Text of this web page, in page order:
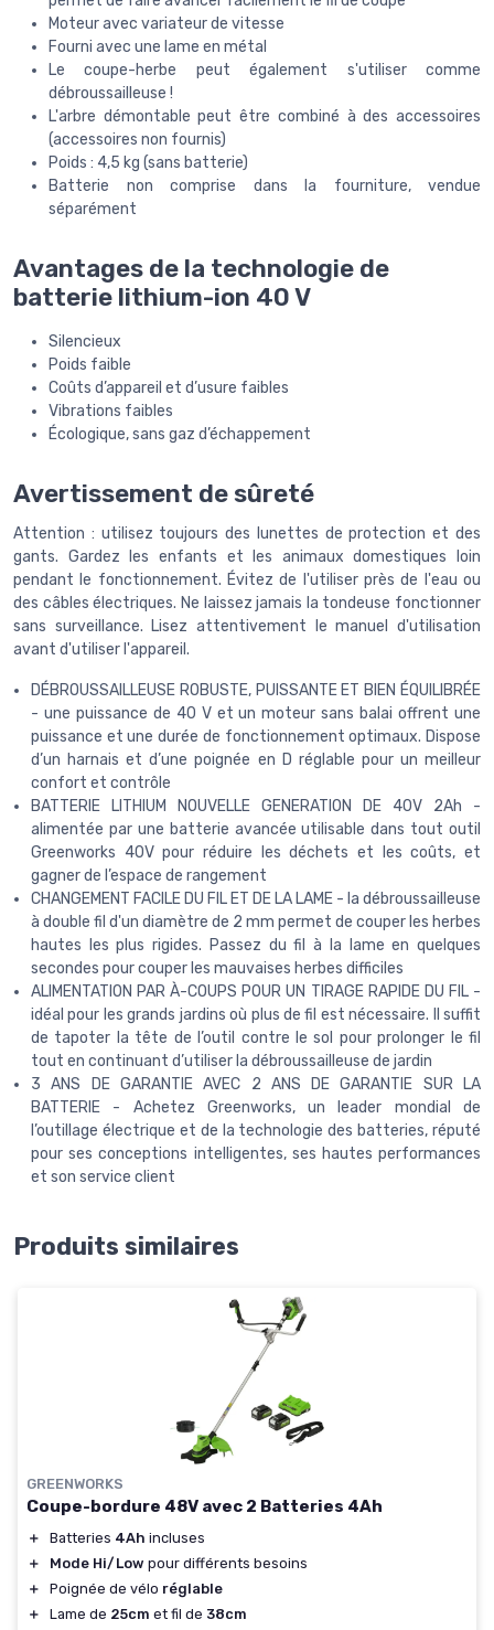
Moteur avec variateur de vitesse
Fourni avec une lame en métal
Le coupe-herbe peut également s'utiliser comme
débroussailleuse !
L'arbre démontable peut être combiné à des accessoires
(accessoires non fournis)
Poids : 4,5 kg (sans batterie)
Batterie non comprise dans la fourniture, vendue
séparément
Avantages de la technologie de
batterie lithium-ion 40 V
Silencieux
Poids faible
Coûts d’appareil et d’usure faibles
Vibrations faibles
Écologique, sans gaz d’échappement
Avertissement de sûreté
Attention : utilisez toujours des lunettes de protection et des
gants. Gardez les enfants et les animaux domestiques loin
pendant le fonctionnement. Évitez de l'utiliser près de l'eau ou
des câbles électriques. Ne laissez jamais la tondeuse fonctionner
sans surveillance. Lisez attentivement le manuel d'utilisation
avant d'utiliser l'appareil.
DÉBROUSSAILLEUSE ROBUSTE, PUISSANTE ET BIEN ÉQUILIBRÉE
- une puissance de 40 V et un moteur sans balai offrent une
puissance et une durée de fonctionnement optimaux. Dispose
d’un harnais et d’une poignée en D réglable pour un meilleur
confort et contrôle
BATTERIE LITHIUM NOUVELLE GENERATION DE 40V 2Ah -
alimentée par une batterie avancée utilisable dans tout outil
Greenworks 40V pour réduire les déchets et les coûts, et
gagner de l’espace de rangement
CHANGEMENT FACILE DU FIL ET DE LA LAME - la débroussailleuse
à double fil d'un diamètre de 2 mm permet de couper les herbes
hautes les plus rigides. Passez du fil à la lame en quelques
secondes pour couper les mauvaises herbes difficiles
ALIMENTATION PAR À-COUPS POUR UN TIRAGE RAPIDE DU FIL -
idéal pour les grands jardins où plus de fil est nécessaire. Il suffit
de tapoter la tête de l’outil contre le sol pour prolonger le fil
tout en continuant d’utiliser la débroussailleuse de jardin
3 ANS DE GARANTIE AVEC 2 ANS DE GARANTIE SUR LA
BATTERIE - Achetez Greenworks, un leader mondial de
l’outillage électrique et de la technologie des batteries, réputé
pour ses conceptions intelligentes, ses hautes performances
et son service client
Produits similaires
GREENWORKS
Coupe-bordure 48V avec 2 Batteries 4Ah
＋ Batteries 4Ah incluses
＋
Mode Hi/Low pour différents besoins
＋
Poignée de vélo réglable
＋
Lame de 25cm et fil de 38cm